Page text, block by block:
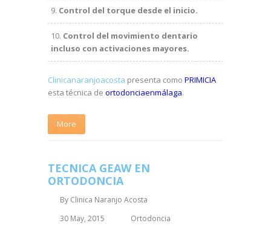
Control del torque desde el inicio.
Control del movimiento dentario
incluso con activaciones mayores.
Clinicanaranjoacosta presenta como PRIMICIA
esta técnica de ortodonciaenmálaga.
More
TECNICA GEAW EN
ORTODONCIA
By Clinica Naranjo Acosta
30 May, 2015
Ortodoncia